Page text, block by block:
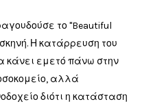
το "Beautiful
Η κατάρρευση του
κάνει εμετό πάνω στην
αλλά
διότι η κατάσταση